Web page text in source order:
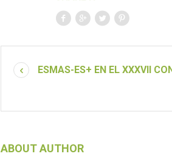
ESMAS-ES+ EN EL XXXVII
ABOUT AUTHOR